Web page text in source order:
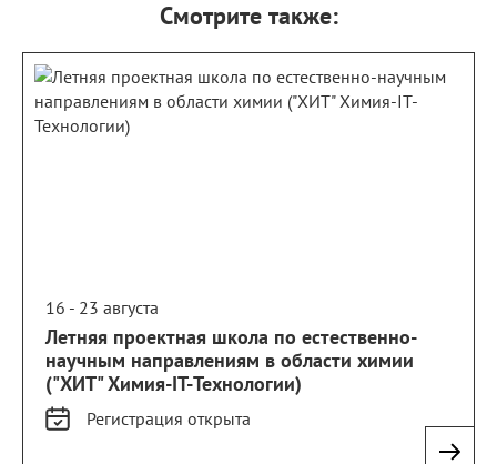
Смотрите также:
16 - 23 августа
Летняя проектная школа по естественно-
научным направлениям в области химии
("ХИТ" Химия-IT-Технологии)
Регистрация открыта